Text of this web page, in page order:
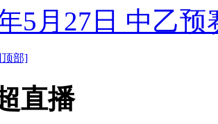
5月27日 中乙
顶部]
直播